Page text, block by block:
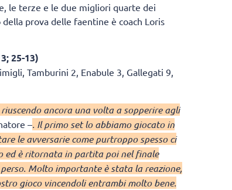
le terze e le due migliori quarte dei
prova delle faentine è coach Loris
25-13)
Tamburini 2, Enabule 3, Gallegati 9,
ancora una volta a sopperire agli
–. Il primo set lo abbiamo giocato in
le avversarie come purtroppo spesso ci
ed è ritornata in partita poi nel finale
Molto importante è stata la reazione,
gioco vincendoli entrambi molto bene.